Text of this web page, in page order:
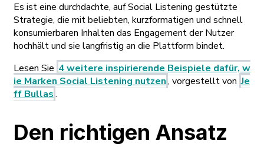
Es ist eine durchdachte, auf Social Listening gestützte
Strategie, die mit beliebten, kurzformatigen und schnell
konsumierbaren Inhalten das Engagement der Nutzer
hochhält und sie langfristig an die Plattform bindet.
Lesen Sie 4 weitere inspirierende Beispiele dafür, w
ie Marken Social Listening nutzen, vorgestellt von Je
ff Bullas.
Den richtigen Ansatz